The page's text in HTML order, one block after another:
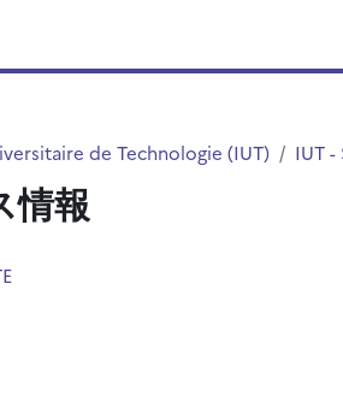
de Technologie (IUT) IUT -
情報